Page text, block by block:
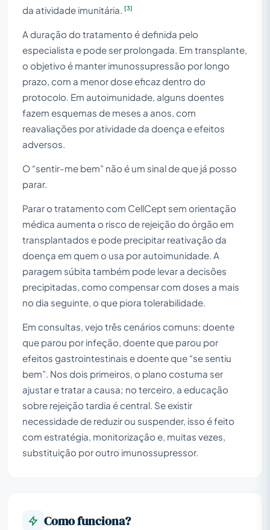
da atividade imunitária.
[3]
A duração do tratamento é definida pelo
especialista e pode ser prolongada. Em transplante,
o objetivo é manter imunossupressão por longo
prazo, com a menor dose eficaz dentro do
protocolo. Em autoimunidade, alguns doentes
fazem esquemas de meses a anos, com
reavaliações por atividade da doença e efeitos
adversos.
O “sentir-me bem” não é um sinal de que já posso
parar.
Parar o tratamento com CellCept sem orientação
médica aumenta o risco de rejeição do órgão em
transplantados e pode precipitar reativação da
doença em quem o usa por autoimunidade. A
paragem súbita também pode levar a decisões
precipitadas, como compensar com doses a mais
no dia seguinte, o que piora tolerabilidade.
Em consultas, vejo três cenários comuns: doente
que parou por infeção, doente que parou por
efeitos gastrointestinais e doente que “se sentiu
bem”. Nos dois primeiros, o plano costuma ser
ajustar e tratar a causa; no terceiro, a educação
sobre rejeição tardia é central. Se existir
necessidade de reduzir ou suspender, isso é feito
com estratégia, monitorização e, muitas vezes,
substituição por outro imunossupressor.
Como funciona?